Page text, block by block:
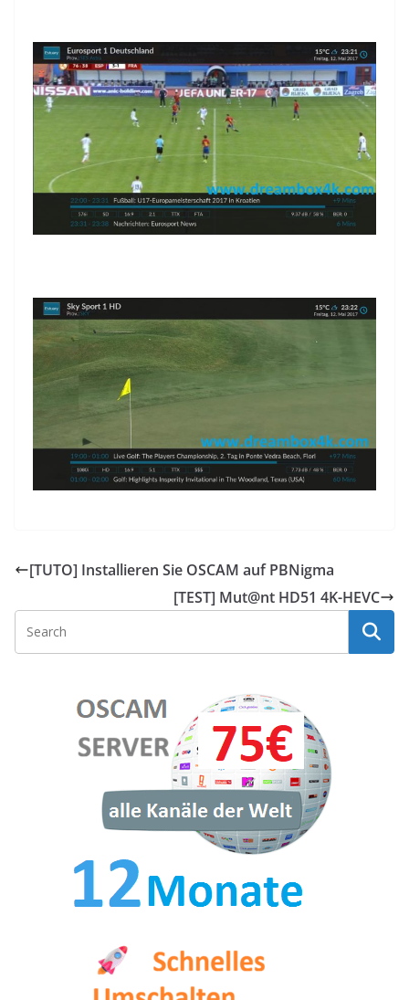
[TUTO] Installieren Sie OSCAM auf PBNigma
[TEST] Mut@nt HD51 4K-HEVC